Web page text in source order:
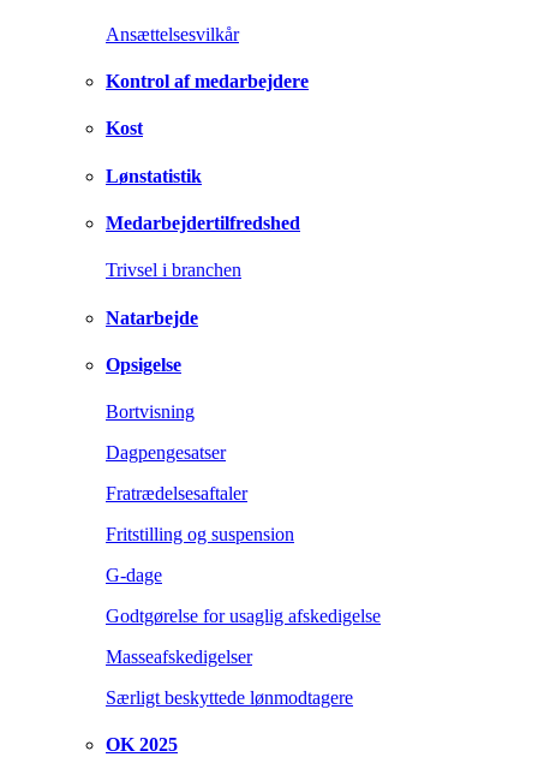
Ansættelsesvilkår
Kontrol af medarbejdere
Kost
Lønstatistik
Medarbejdertilfredshed
Trivsel i branchen
Natarbejde
Opsigelse
Bortvisning
Dagpengesatser
Fratrædelsesaftaler
Fritstilling og suspension
G-dage
Godtgørelse for usaglig afskedigelse
Masseafskedigelser
Særligt beskyttede lønmodtagere
OK 2025